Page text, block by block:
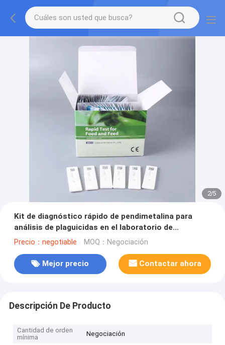
2/5
Kit de diagnóstico rápido de pendimetalina para
análisis de plaguicidas en el laboratorio de
suministros de hojas de tabaco
Precio：negotiable MOQ：Negociación
Mejor precio Contactar ahora
Descripción De Producto
Cantidad de orden
mínima
Negociación